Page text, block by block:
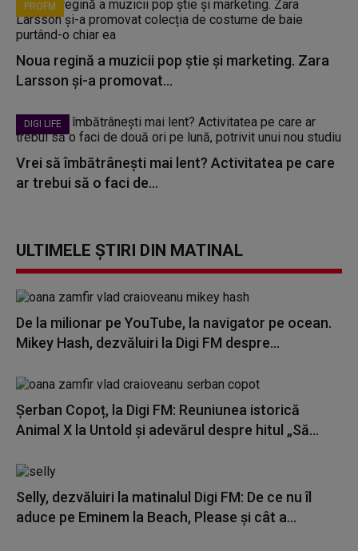
PROFM
Noua regină a muzicii pop știe și marketing. Zara
Larsson și-a promovat...
DIGI LIFE
Vrei să îmbătrânești mai lent? Activitatea pe care
ar trebui să o faci de...
ULTIMELE ȘTIRI DIN MATINAL
De la milionar pe YouTube, la navigator pe ocean.
Mikey Hash, dezvăluiri la Digi FM despre...
Șerban Copoț, la Digi FM: Reuniunea istorică
Animal X la Untold și adevărul despre hitul „Să...
Selly, dezvăluiri la matinalul Digi FM: De ce nu îl
aduce pe Eminem la Beach, Please și cât a...